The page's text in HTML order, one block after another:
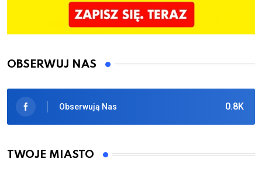
OBSERWUJ NAS
0.8K
Obserwują Nas
TWOJE MIASTO